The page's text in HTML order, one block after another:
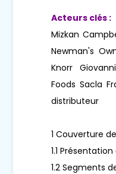
Acteurs clés :
Mizkan
Newman's
Knorr
Foods Sacla
distributeur
1 Couverture
1.1
1.2 Segments